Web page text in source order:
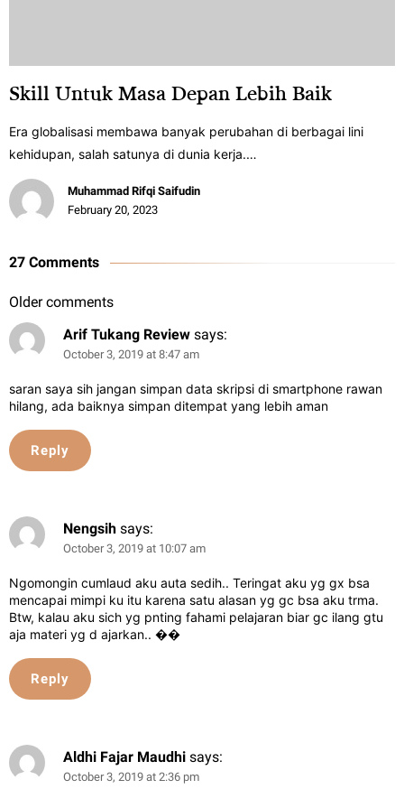
Skill Untuk Masa Depan Lebih Baik
Era globalisasi membawa banyak perubahan di berbagai lini
kehidupan, salah satunya di dunia kerja.…
Muhammad Rifqi Saifudin
February 20, 2023
27 Comments
Older comments
Arif Tukang Review says:
October 3, 2019 at 8:47 am
saran saya sih jangan simpan data skripsi di smartphone rawan
hilang, ada baiknya simpan ditempat yang lebih aman
Reply
Nengsih says:
October 3, 2019 at 10:07 am
Ngomongin cumlaud aku auta sedih.. Teringat aku yg gx bsa
mencapai mimpi ku itu karena satu alasan yg gc bsa aku trma.
Btw, kalau aku sich yg pnting fahami pelajaran biar gc ilang gtu
aja materi yg d ajarkan.. ��
Reply
Aldhi Fajar Maudhi says:
October 3, 2019 at 2:36 pm